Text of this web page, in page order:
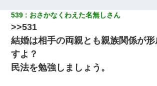
何年か前に妹は離婚している。当時生まれた姪
かったため妹有責での離婚になり…
嫁の妹（26歳）がずっとウチに泊まりに来た
ｗｗｗｗｗｗｗ
539 おさかなくわえた名無しさん
>>531
結婚は相手の両親とも親族関係が
すよ？
民法を勉強しましょう。